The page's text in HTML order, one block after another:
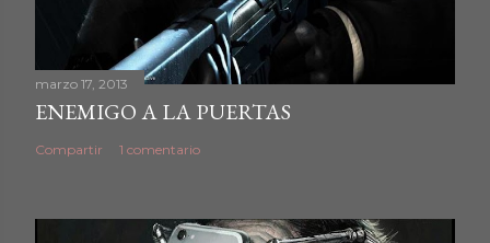
marzo 17, 2013
ENEMIGO A LA PUERTAS
Compartir 1 comentario